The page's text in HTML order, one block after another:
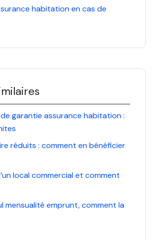
habitation en cas de
garantie assurance habitation :
réduits : comment en bénéficier
local commercial et comment
mensualité emprunt, comment la